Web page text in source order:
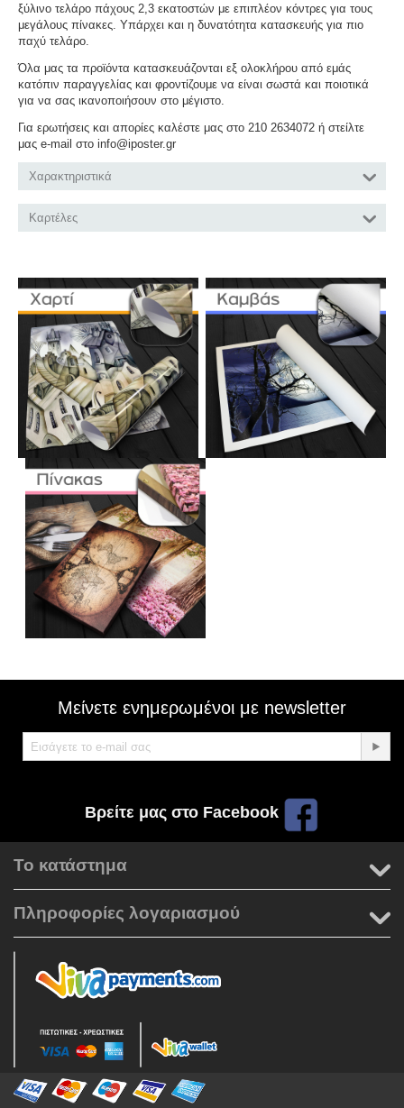
ξύλινο τελάρο πάχους 2,3 εκατοστών με επιπλέον κόντρες για τους
μεγάλους πίνακες. Υπάρχει και η δυνατότητα κατασκευής για πιο
παχύ τελάρο.
Όλα μας τα προϊόντα κατασκευάζονται εξ ολοκλήρου από εμάς
κατόπιν παραγγελίας και φροντίζουμε να είναι σωστά και ποιοτικά
για να σας ικανοποιήσουν στο μέγιστο.
Για ερωτήσεις και απορίες καλέστε μας στο 210 2634072 ή στείλτε
μας e-mail στο info@iposter.gr
Χαρακτηριστικά
Καρτέλες
Μείνετε ενημερωμένοι με newsletter
Βρείτε μας στο Facebook
Το κατάστημα
Πληροφορίες λογαριασμού